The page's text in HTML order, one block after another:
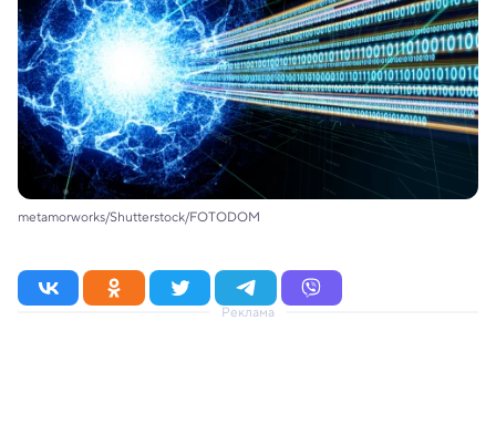
metamorworks/Shutterstock/FOTODOM
Реклама